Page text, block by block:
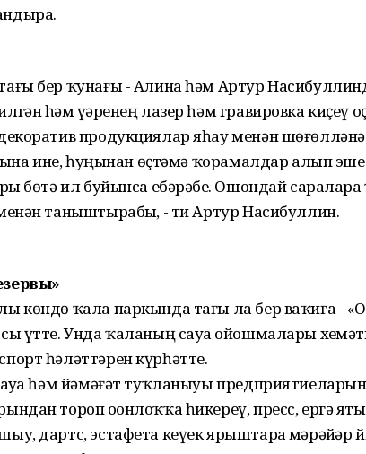
бер ҡунағы - Алина һәм Артур
һәм үҙҙәренең лазер һәм гравировка киҫеү
продукциялар яһау менән
ине, һуңынан өҫтәмә ҡорамалдар алып
бөтә ил буйынса ебәрәбеҙ. Ошондай
таныштырабыҙ, - ти Артур Насибуллин.
көндө ҡала паркында тағы ла бер ваҡиға -
үтте. Унда ҡаланың сауҙа ойошмалары
һәләттәрен күрһәтте.
һәм йәмәғәт туҡланыуы
тороп оҙонлоҡҡа һикереү, пресс, ергә
дартс, эстафета кеүек ярыштарҙа мәрәйҙәр